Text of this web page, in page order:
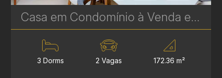
Casa em Condomínio à Venda em Santa Felicidade – 3 Quartos | 172 m² | Próximo ao Parque Barigui | Ref 432
3 Dorms 2 Vagas 172.36 m²